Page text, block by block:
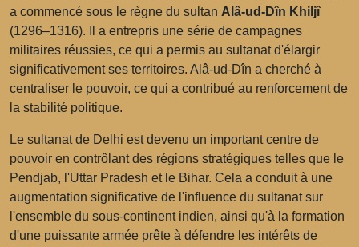
a commencé sous le règne du sultan Alâ-ud-Dîn Khiljî
(1296–1316). Il a entrepris une série de campagnes
militaires réussies, ce qui a permis au sultanat d'élargir
significativement ses territoires. Alâ-ud-Dîn a cherché à
centraliser le pouvoir, ce qui a contribué au renforcement de
la stabilité politique.
Le sultanat de Delhi est devenu un important centre de
pouvoir en contrôlant des régions stratégiques telles que le
Pendjab, l'Uttar Pradesh et le Bihar. Cela a conduit à une
augmentation significative de l'influence du sultanat sur
l'ensemble du sous-continent indien, ainsi qu'à la formation
d'une puissante armée prête à défendre les intérêts de